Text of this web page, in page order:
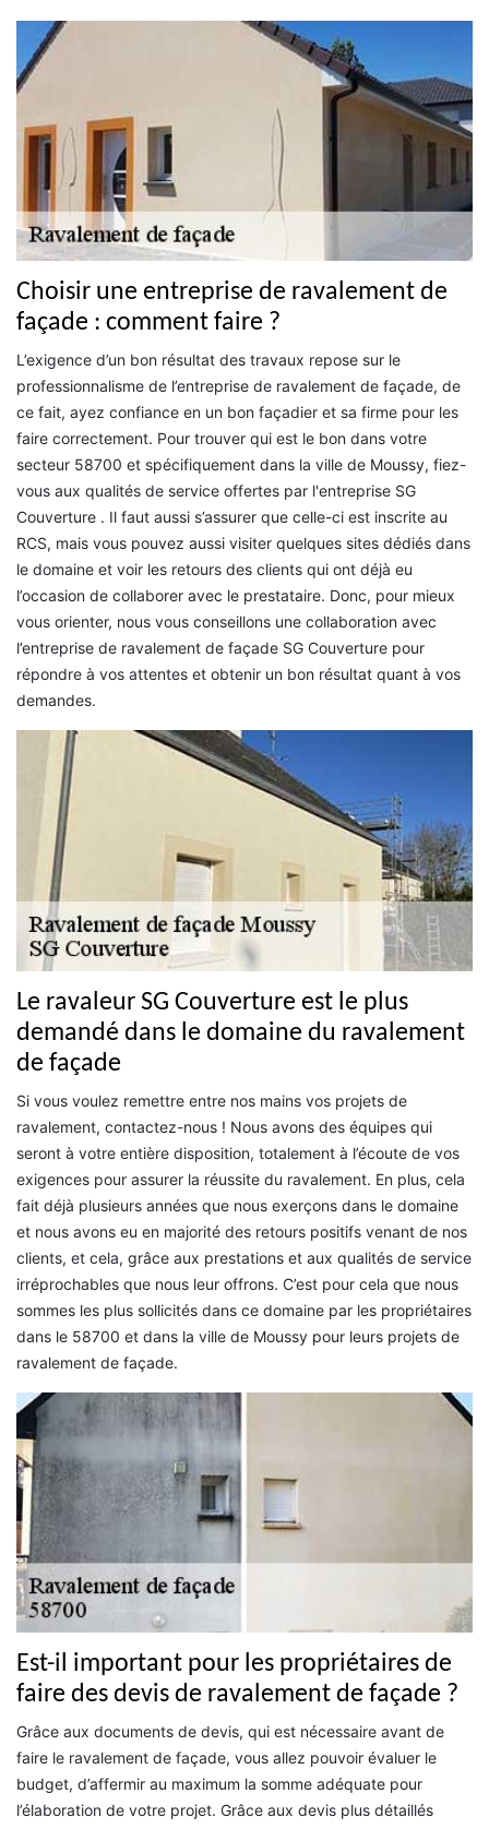
Choisir une entreprise de ravalement de
façade : comment faire ?
L’exigence d’un bon résultat des travaux repose sur le
professionnalisme de l’entreprise de ravalement de façade, de
ce fait, ayez confiance en un bon façadier et sa firme pour les
faire correctement. Pour trouver qui est le bon dans votre
secteur 58700 et spécifiquement dans la ville de Moussy, fiez-
vous aux qualités de service offertes par l'entreprise SG
Couverture . Il faut aussi s’assurer que celle-ci est inscrite au
RCS, mais vous pouvez aussi visiter quelques sites dédiés dans
le domaine et voir les retours des clients qui ont déjà eu
l’occasion de collaborer avec le prestataire. Donc, pour mieux
vous orienter, nous vous conseillons une collaboration avec
l’entreprise de ravalement de façade SG Couverture pour
répondre à vos attentes et obtenir un bon résultat quant à vos
demandes.
Le ravaleur SG Couverture est le plus
demandé dans le domaine du ravalement
de façade
Si vous voulez remettre entre nos mains vos projets de
ravalement, contactez-nous ! Nous avons des équipes qui
seront à votre entière disposition, totalement à l’écoute de vos
exigences pour assurer la réussite du ravalement. En plus, cela
fait déjà plusieurs années que nous exerçons dans le domaine
et nous avons eu en majorité des retours positifs venant de nos
clients, et cela, grâce aux prestations et aux qualités de service
irréprochables que nous leur offrons. C’est pour cela que nous
sommes les plus sollicités dans ce domaine par les propriétaires
dans le 58700 et dans la ville de Moussy pour leurs projets de
ravalement de façade.
Est-il important pour les propriétaires de
faire des devis de ravalement de façade ?
Grâce aux documents de devis, qui est nécessaire avant de
faire le ravalement de façade, vous allez pouvoir évaluer le
budget, d’affermir au maximum la somme adéquate pour
l’élaboration de votre projet. Grâce aux devis plus détaillés